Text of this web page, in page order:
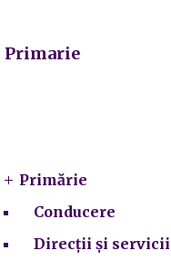
Primarie
Primărie
Conducere
Direcții și servicii